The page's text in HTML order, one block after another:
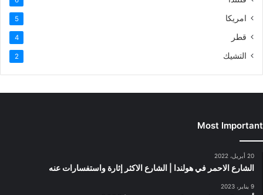
امريكا 5
قطر 4
التشيك 2
Most Important
20 أبريل، 2022
الشارع الاحمر في هولندا | الشارع الاكثر إثارة واستفسارات عنه
9 يناير، 2023